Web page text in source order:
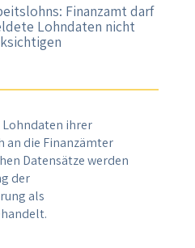
Finanzamt darf
Lohndaten nicht
ihrer
die Finanzämter
Datensätze werden
der
als